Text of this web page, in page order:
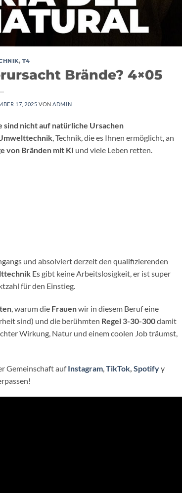
,T4
Brände? 4×05
17, 2025 VONADMIN
sind nicht auf natürliche Ursachen
, Technik, die es Ihnen ermöglicht, an
von Bränden mit KI und viele Leben retten.
und absolviert derzeit den qualifizierenden
Es gibt keine Arbeitslosigkeit, er ist super
für den Einstieg.
, warum die Frauenwir in diesem Beruf eine
sind) und die berühmten Regel 3-30-300damit
Wirkung, Natur und einem coolen Job träumst,
Gemeinschaft aufInstagram TikTok Spotifyy